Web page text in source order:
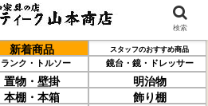
新着商品 スタッフのおすすめ商品
ランク・トルソー 鏡台・鏡・ドレッサー
置物・壁掛
明治物
本棚・本箱
飾り棚
検索